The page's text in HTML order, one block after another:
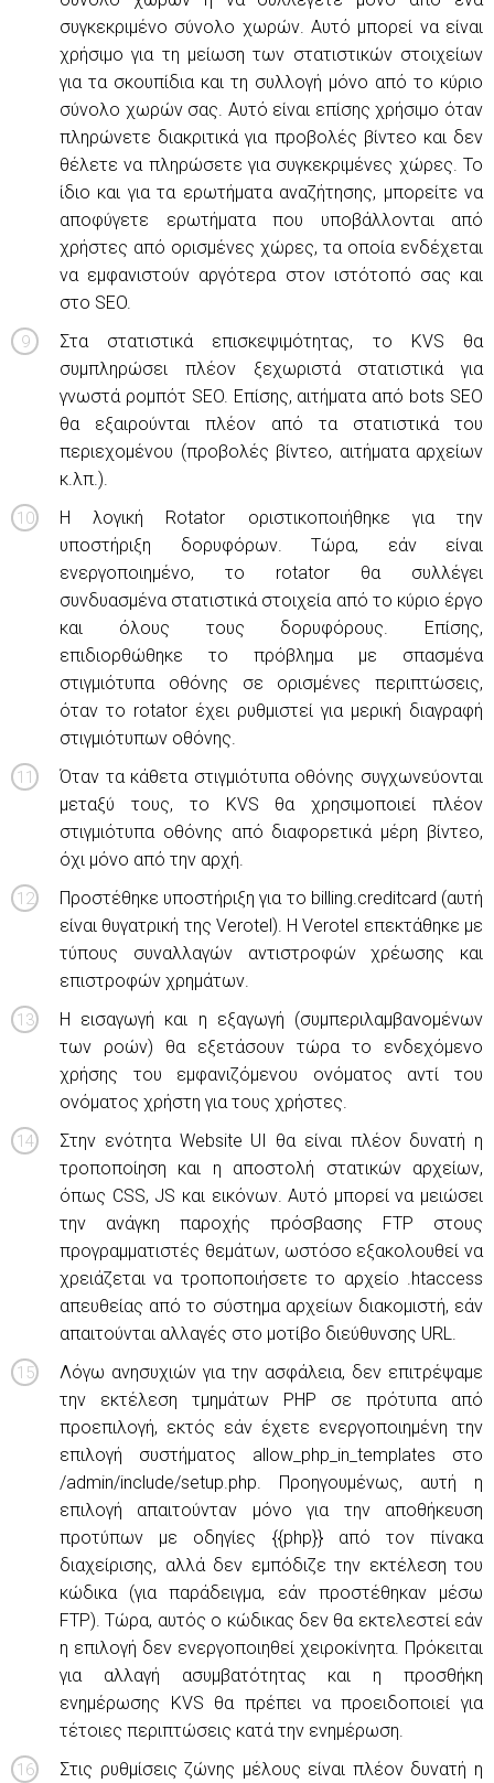
συγκεκριμένο σύνολο χωρών. Αυτό μπορεί να είναι
χρήσιμο για τη μείωση των στατιστικών στοιχείων
για τα σκουπίδια και τη συλλογή μόνο από το κύριο
σύνολο χωρών σας. Αυτό είναι επίσης χρήσιμο όταν
πληρώνετε διακριτικά για προβολές βίντεο και δεν
θέλετε να πληρώσετε για συγκεκριμένες χώρες. Το
ίδιο και για τα ερωτήματα αναζήτησης, μπορείτε να
αποφύγετε ερωτήματα που υποβάλλονται από
χρήστες από ορισμένες χώρες, τα οποία ενδέχεται
να εμφανιστούν αργότερα στον ιστότοπό σας και
στο SEO.
Στα στατιστικά επισκεψιμότητας, το KVS θα
συμπληρώσει πλέον ξεχωριστά στατιστικά για
γνωστά ρομπότ SEO. Επίσης, αιτήματα από bots SEO
θα εξαιρούνται πλέον από τα στατιστικά του
περιεχομένου (προβολές βίντεο, αιτήματα αρχείων
κ.λπ.).
Η λογική Rotator οριστικοποιήθηκε για την
υποστήριξη δορυφόρων. Τώρα, εάν είναι
ενεργοποιημένο, το rotator θα συλλέγει
συνδυασμένα στατιστικά στοιχεία από το κύριο έργο
και όλους τους δορυφόρους. Επίσης,
επιδιορθώθηκε το πρόβλημα με σπασμένα
στιγμιότυπα οθόνης σε ορισμένες περιπτώσεις,
όταν το rotator έχει ρυθμιστεί για μερική διαγραφή
στιγμιότυπων οθόνης.
Όταν τα κάθετα στιγμιότυπα οθόνης συγχωνεύονται
μεταξύ τους, το KVS θα χρησιμοποιεί πλέον
στιγμιότυπα οθόνης από διαφορετικά μέρη βίντεο,
όχι μόνο από την αρχή.
Προστέθηκε υποστήριξη για το billing.creditcard (αυτή
είναι θυγατρική της Verotel). Η Verotel επεκτάθηκε με
τύπους συναλλαγών αντιστροφών χρέωσης και
επιστροφών χρημάτων.
Η εισαγωγή και η εξαγωγή (συμπεριλαμβανομένων
των ροών) θα εξετάσουν τώρα το ενδεχόμενο
χρήσης του εμφανιζόμενου ονόματος αντί του
ονόματος χρήστη για τους χρήστες.
Στην ενότητα Website UI θα είναι πλέον δυνατή η
τροποποίηση και η αποστολή στατικών αρχείων,
όπως CSS, JS και εικόνων. Αυτό μπορεί να μειώσει
την ανάγκη παροχής πρόσβασης FTP στους
προγραμματιστές θεμάτων, ωστόσο εξακολουθεί να
χρειάζεται να τροποποιήσετε το αρχείο .htaccess
απευθείας από το σύστημα αρχείων διακομιστή, εάν
απαιτούνται αλλαγές στο μοτίβο διεύθυνσης URL.
Λόγω ανησυχιών για την ασφάλεια, δεν επιτρέψαμε
την εκτέλεση τμημάτων PHP σε πρότυπα από
προεπιλογή, εκτός εάν έχετε ενεργοποιημένη την
επιλογή συστήματος allow_php_in_templates στο
/admin/include/setup.php. Προηγουμένως, αυτή η
επιλογή απαιτούνταν μόνο για την αποθήκευση
προτύπων με οδηγίες {{php}} από τον πίνακα
διαχείρισης, αλλά δεν εμπόδιζε την εκτέλεση του
κώδικα (για παράδειγμα, εάν προστέθηκαν μέσω
FTP). Τώρα, αυτός ο κώδικας δεν θα εκτελεστεί εάν
η επιλογή δεν ενεργοποιηθεί χειροκίνητα. Πρόκειται
για αλλαγή ασυμβατότητας και η προσθήκη
ενημέρωσης KVS θα πρέπει να προειδοποιεί για
τέτοιες περιπτώσεις κατά την ενημέρωση.
Στις ρυθμίσεις ζώνης μέλους είναι πλέον δυνατή η